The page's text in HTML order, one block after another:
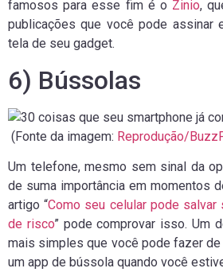
famosos para esse fim é o Zinio,
publicações que você pode assinar
tela de seu gadget.
6) Bússolas
(Fonte da imagem: Reprodução/
Um telefone, mesmo sem sinal da
de suma importância em momentos
artigo “Como seu celular pode
de risco” pode comprovar isso. Um
mais simples que você pode fazer
um app de bússola quando você